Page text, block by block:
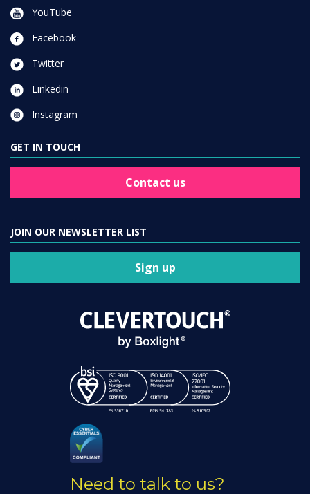
YouTube
Facebook
Twitter
Linkedin
Instagram
GET IN TOUCH
Contact us
JOIN OUR NEWSLETTER LIST
Sign up
Need to talk to us?